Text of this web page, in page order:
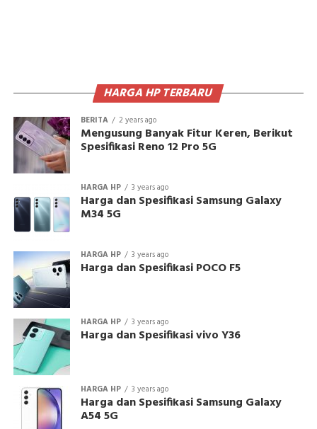
HARGA HP TERBARU
BERITA 2 years ago
Mengusung Banyak Fitur Keren, Berikut
Spesifikasi Reno 12 Pro 5G
HARGA HP 3 years ago
Harga dan Spesifikasi Samsung Galaxy
M34 5G
HARGA HP 3 years ago
Harga dan Spesifikasi POCO F5
HARGA HP 3 years ago
Harga dan Spesifikasi vivo Y36
HARGA HP 3 years ago
Harga dan Spesifikasi Samsung Galaxy
A54 5G